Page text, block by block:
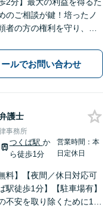
のご相談が鍵！培ったノ
者の方の権利を守り、最
言相続、離婚、企業法務
相談でも受け付けます。
ールでお問い合わせ
護士
事務所
つくば駅か
ら徒歩1分
営業時間：本
日定休日
料】【夜間／休日対応可
駅徒歩1分】【駐車場有】
不安を取り除くために1件